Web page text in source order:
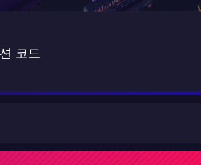
코드